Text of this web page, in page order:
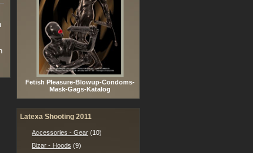
Fetish Pleasure-Blowup-Condoms-
Mask-Gags-Katalog
Latexa Shooting 2011
Accessories - Gear (10)
Bizar - Hoods (9)